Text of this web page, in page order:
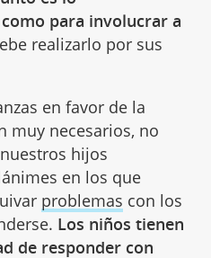
para involucrar a
realizarlo por sus
en favor de la
muy necesarios, no
hijos
en los que
problemas con los
Los niños tienen
de responder con